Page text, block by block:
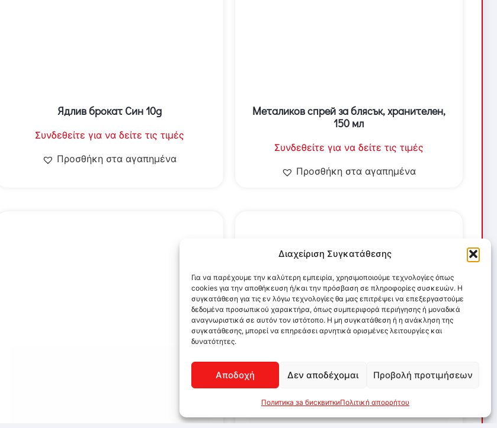
Διαχείριση Συγκατάθεσης
Για να παρέχουμε την καλύτερη εμπειρία, χρησιμοποιούμε τεχνολογίες όπως
cookies για την αποθήκευση ή/και την πρόσβαση σε πληροφορίες συσκευών. Η
συγκατάθεση για τις εν λόγω τεχνολογίες θα μας επιτρέψει να επεξεργαστούμε
δεδομένα προσωπικού χαρακτήρα, όπως συμπεριφορά περιήγησης ή μοναδικά
αναγνωριστικά σε αυτόν τον ιστότοπο. Η μη συγκατάθεση ή η ανάκληση της
συγκατάθεσης, μπορεί να επηρεάσει αρνητικά ορισμένες λειτουργίες και
δυνατότητες.
Αποδοχή Δεν αποδέχομαι Προβολή προτιμήσεων
Политика за бисквиткиΠολιτική απορρήτου
Ядлив брокат Син 10g
Συνδεθείτε για να δείτε τις τιμές
Προσθήκη στα αγαπημένα
Металиков спрей за блясък, хранителен,
150 мл
Συνδεθείτε για να δείτε τις τιμές
Προσθήκη στα αγαπημένα